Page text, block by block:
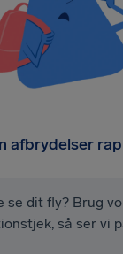
afbrydelser
se dit fly? Brug
så ser vi